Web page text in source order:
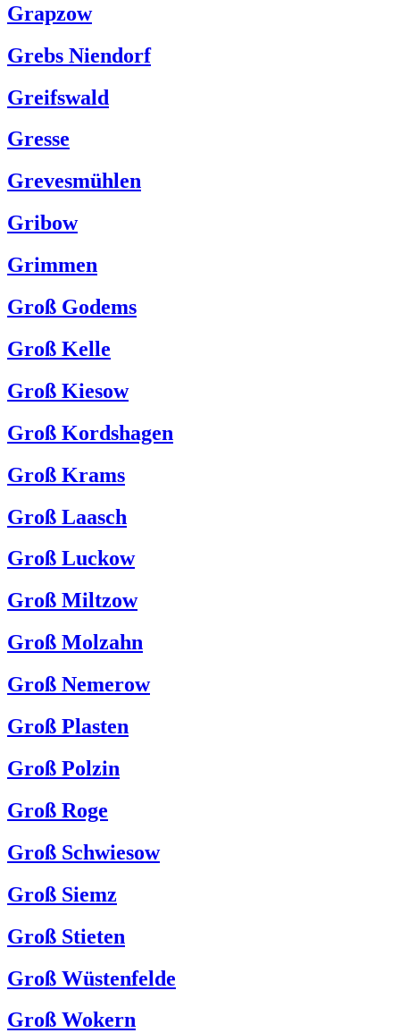
Grapzow
Grebs Niendorf
Greifswald
Gresse
Grevesmühlen
Gribow
Grimmen
Groß Godems
Groß Kelle
Groß Kiesow
Groß Kordshagen
Groß Krams
Groß Laasch
Groß Luckow
Groß Miltzow
Groß Molzahn
Groß Nemerow
Groß Plasten
Groß Polzin
Groß Roge
Groß Schwiesow
Groß Siemz
Groß Stieten
Groß Wüstenfelde
Groß Wokern